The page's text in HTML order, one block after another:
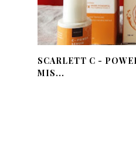
SCARLETT C -
MIS...